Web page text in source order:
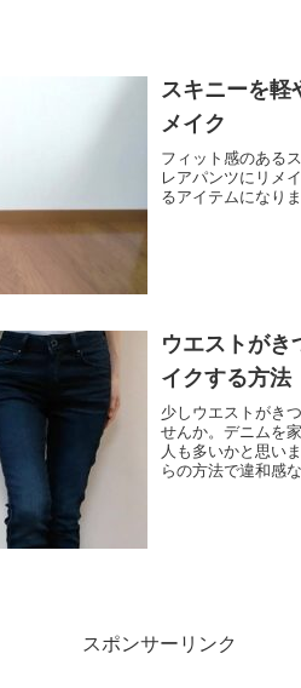
スキニーを軽
メイク
フィット感のある
レアパンツにリメ
るアイテムになりま
ウエストがき
イクする方法
少しウエストがき
せんか。デニムを
人も多いかと思い
らの方法で違和感
スポンサーリンク